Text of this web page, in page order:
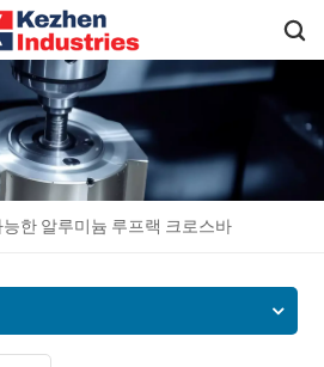
빠른 견적 받기
능한 알루미늄 루프랙 크로스바